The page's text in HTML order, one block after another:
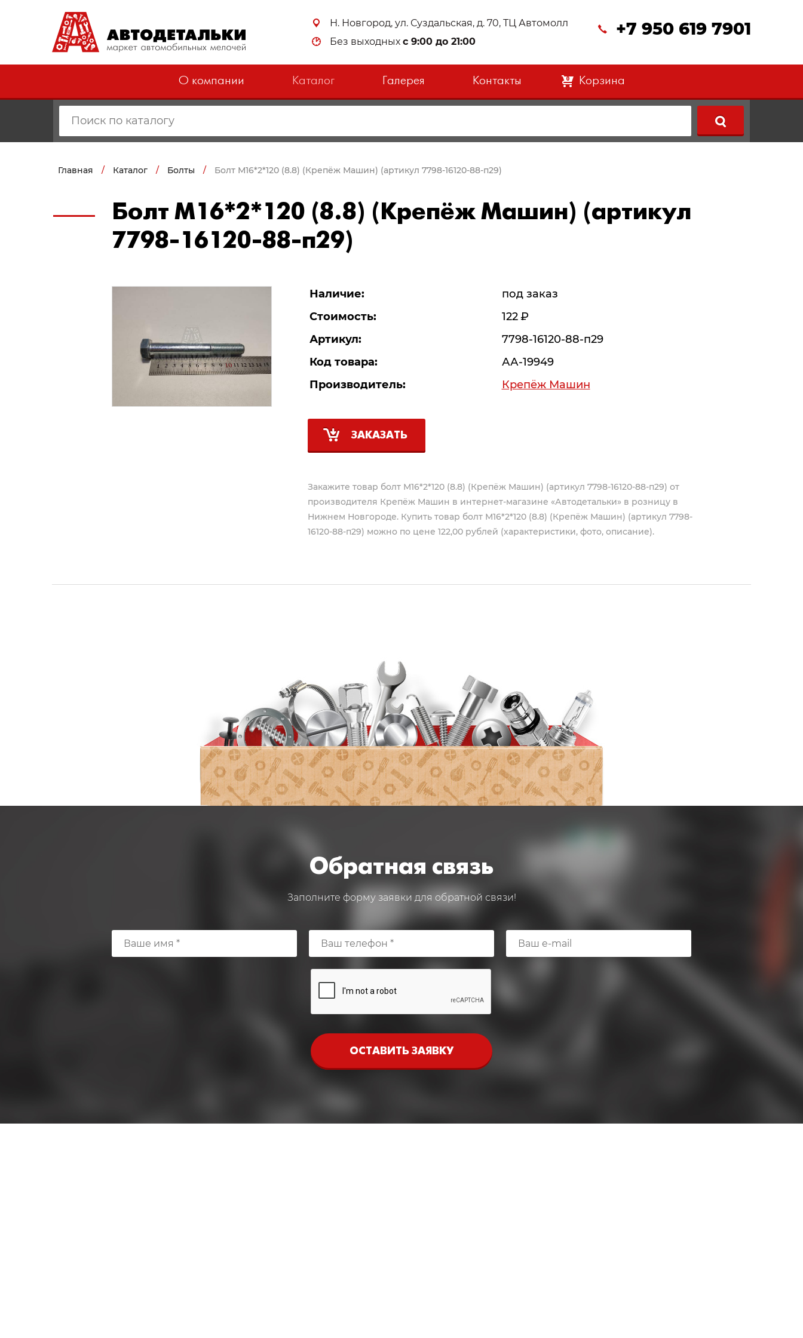
Н. Новгород, ул. Суздальская, д. 70, ТЦ Автомолл
Без выходных с 9:00 до 21:00
+7 950 619 7901
О компании Каталог Галерея Контакты 0 Корзина
Главная / Каталог / Болты / Болт М16*2*120 (8.8) (Крепёж Машин) (артикул 7798-16120-88-п29)
Болт М16*2*120 (8.8) (Крепёж Машин) (артикул
7798-16120-88-п29)
Наличие:
под заказ
Стоимость:
122 Р
Артикул:
7798-16120-88-п29
Код товара:
АА-19949
Производитель:
Крепёж Машин
ЗАКАЗАТЬ
Закажите товар болт М16*2*120 (8.8) (Крепёж Машин) (артикул 7798-16120-88-п29) от
производителя Крепёж Машин в интернет-магазине «Автодетальки» в розницу в
Нижнем Новгороде. Купить товар болт М16*2*120 (8.8) (Крепёж Машин) (артикул 7798-
16120-88-п29) можно по цене 122,00 рублей (характеристики, фото, описание).
Обратная связь
Заполните форму заявки для обратной связи!
ОСТАВИТЬ ЗАЯВКУ